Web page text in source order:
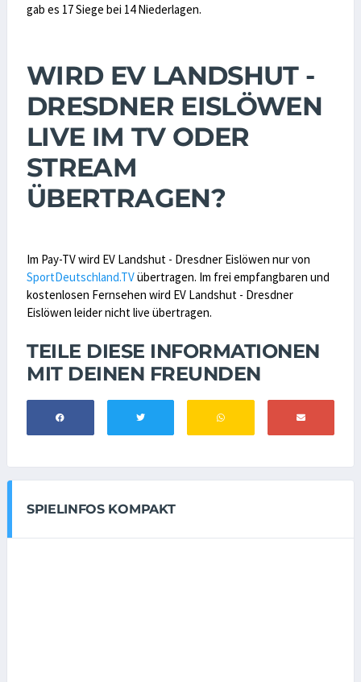
gab es 17 Siege bei 14 Niederlagen.
WIRD EV LANDSHUT -
DRESDNER EISLÖWEN
LIVE IM TV ODER
STREAM
ÜBERTRAGEN?
Im Pay-TV wird EV Landshut - Dresdner Eislöwen nur von
SportDeutschland.TVübertragen. Im frei empfangbaren und
kostenlosen Fernsehen wird EV Landshut - Dresdner
Eislöwen leider nicht live übertragen.
TEILE DIESE INFORMATIONEN
MIT DEINEN FREUNDEN
SPIELINFOS KOMPAKT